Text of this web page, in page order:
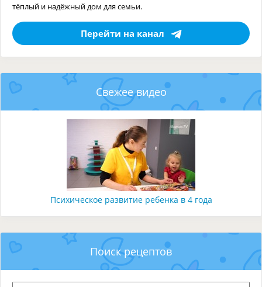
тёплый и надёжный дом для семьи.
Перейти на канал
Свежее видео
Психическое развитие ребенка в 4 года
Поиск рецептов